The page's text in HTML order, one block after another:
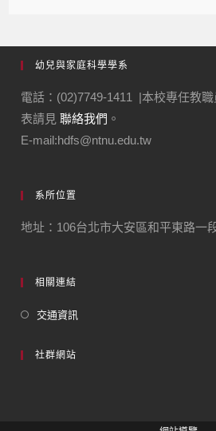
幼兒與家庭科學學系
電話：(02)7749-1411 |本校專任教
表請見聯絡我們 。
E-mail:hdfs@ntnu.edu.tw
系所位置
地址：106台北市大安區和平東路一
相關連結
交通資訊
社群網站